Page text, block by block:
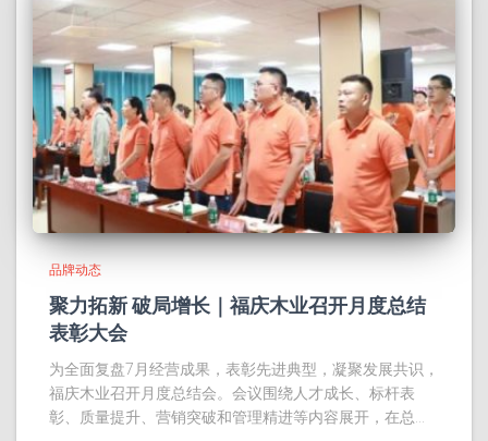
品牌动态
聚力拓新 破局增长｜福庆木业召开月度总结
表彰大会
为全面复盘7月经营成果，表彰先进典型，凝聚发展共识，
福庆木业召开月度总结会。会议围绕人才成长、标杆表
彰、质量提升、营销突破和管理精进等内容展开，在总…